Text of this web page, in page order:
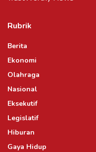
Rubrik
Berita
Ekonomi
Olahraga
Nasional
Eksekutif
Legislatif
Hiburan
Gaya Hidup